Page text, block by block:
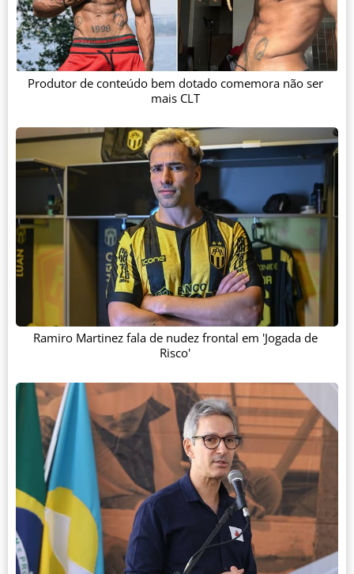
Produtor de conteúdo bem dotado comemora não ser
mais CLT
Ramiro Martinez fala de nudez frontal em 'Jogada de
Risco'